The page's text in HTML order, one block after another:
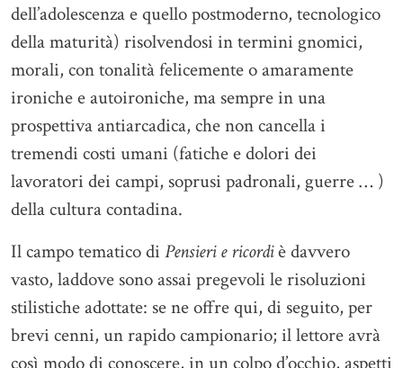
dell’adolescenza e quello postmoderno, tecnologico
della maturità) risolvendosi in termini gnomici,
morali, con tonalità felicemente o amaramente
ironiche e autoironiche, ma sempre in una
prospettiva antiarcadica, che non cancella i
tremendi costi umani (fatiche e dolori dei
lavoratori dei campi, soprusi padronali, guerre … )
della cultura contadina.
Il campo tematico di Pensieri e ricordiè davvero
vasto, laddove sono assai pregevoli le risoluzioni
stilistiche adottate: se ne offre qui, di seguito, per
brevi cenni, un rapido campionario; il lettore avrà
così modo di conoscere, in un colpo d’occhio, aspetti